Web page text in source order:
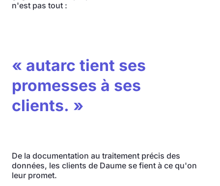
n'est pas tout :
« autarc tient ses
promesses à ses
clients. »
De la documentation au traitement précis des
données, les clients de Daume se fient à ce qu'on
leur promet.